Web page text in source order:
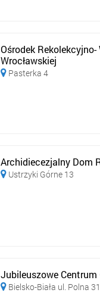
Ośrodek
Wrocławskiej
 Pasterka 4
Archidiecezjalny Dom
 Ustrzyki Górne 13
Jubileuszowe
 Bielsko-Biała ul. Polna 31